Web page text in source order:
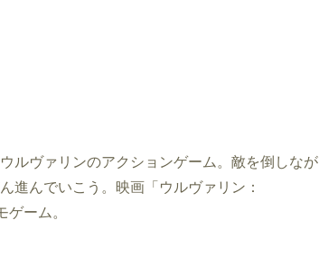
ルヴァリンのアクションゲーム。敵を倒しなが
進んでいこう。映画「ウルヴァリン：
ゲーム。